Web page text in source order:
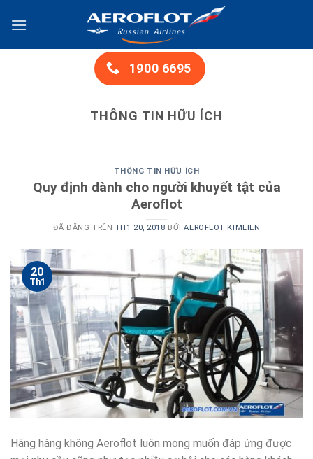
đến
1900 6695
THÔNG TIN HỮU ÍCH
THÔNG TIN HỮU ÍCH
Quy định dành cho người khuyết tật của
Aeroflot
ĐÃ ĐĂNG TRÊN TH1 20, 2018 BỞIAEROFLOT KIMLIEN
20
Th1
Hãng hàng không Aeroflot luôn mong muốn đáp ứng được